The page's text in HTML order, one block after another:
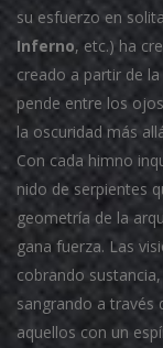
su esfuerzo en
Inferno, etc.) ha
creado a partir de
pende entre los
la oscuridad más
Con cada himno
nido de serpientes
geometría de la
gana fuerza. Las
cobrando
sangrando a través
aquellos con un